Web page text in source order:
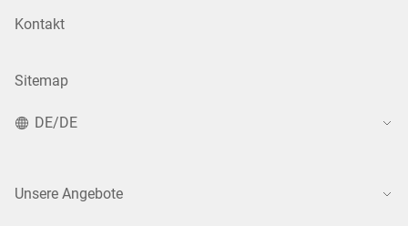
Kontakt
Sitemap
DE/DE
Unsere Angebote